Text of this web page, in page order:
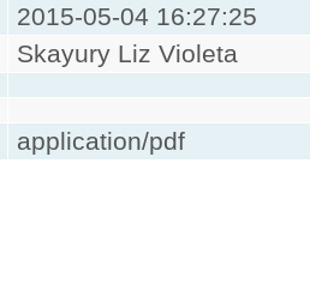
2015-05-04 16:27:25
Skayury Liz Violeta
application/pdf